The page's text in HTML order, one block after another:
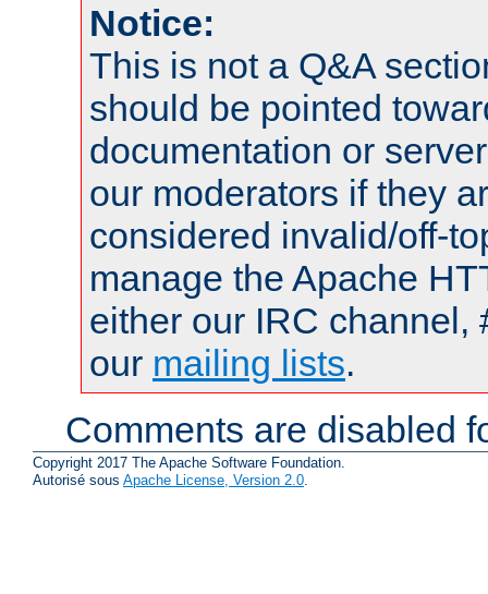
Notice:
This is not a Q&A
should be pointed
documentation or
our moderators if they
considered invalid/off-
manage the Apache
either our IRC channel,
our mailing lists.
Comments are disabled
Copyright 2017 The Apache Software Foundation.
Autorisé sous Apache License, Version 2.0.